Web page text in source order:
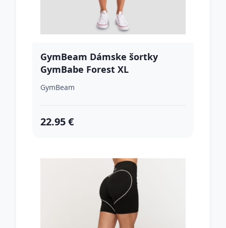
GymBeam Dámske šortky
GymBabe Forest XL
GymBeam
22.95 €